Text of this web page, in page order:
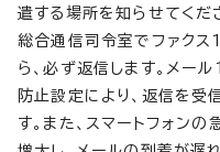
遣する場所を知らせてくだ
総合通信司令室でファク
ら、必ず返信します。メー
防止設定により、返信を受
す。また、スマートフォン